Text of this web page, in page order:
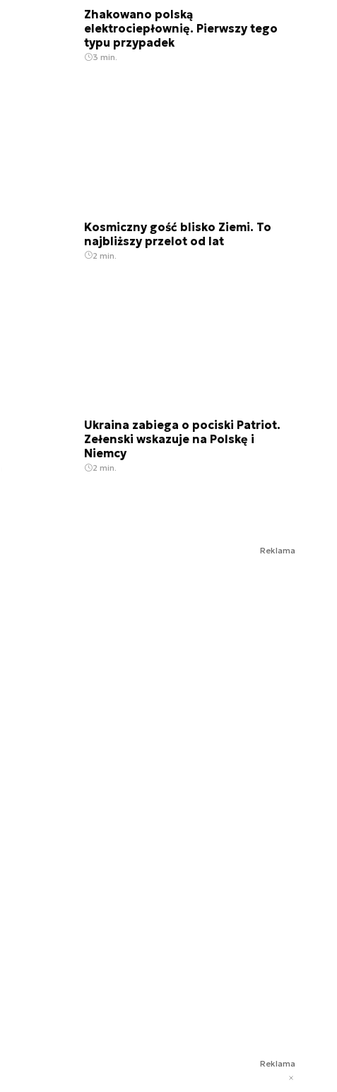
Zhakowano polską
elektrociepłownię. Pierwszy tego
typu przypadek
3 min.
Kosmiczny gość blisko Ziemi. To
najbliższy przelot od lat
2 min.
Ukraina zabiega o pociski Patriot.
Zełenski wskazuje na Polskę i
Niemcy
2 min.
Reklama
Reklama